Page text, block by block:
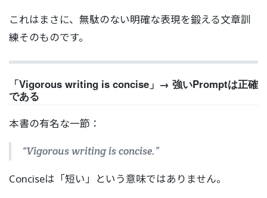
これはまさに、無駄のない明確な表現を鍛える文章訓
練そのものです。
「Vigorous writing is concise」→ 強いPromptは正確
である
本書の有名な一節：
“Vigorous writing is concise.”
Conciseは「短い」という意味ではありません。